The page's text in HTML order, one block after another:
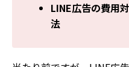
LINE広告の費用
法